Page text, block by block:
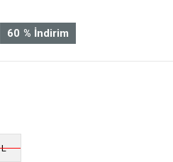
%
60 İndirim
L